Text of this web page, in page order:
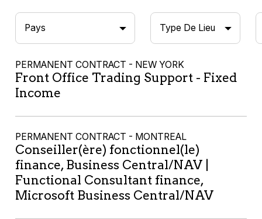
Pays Type De Lieu
PERMANENT CONTRACT - NEW YORK
Front Office Trading Support - Fixed
Income
PERMANENT CONTRACT - MONTREAL
Conseiller(ère) fonctionnel(le)
finance, Business Central/NAV |
Functional Consultant finance,
Microsoft Business Central/NAV